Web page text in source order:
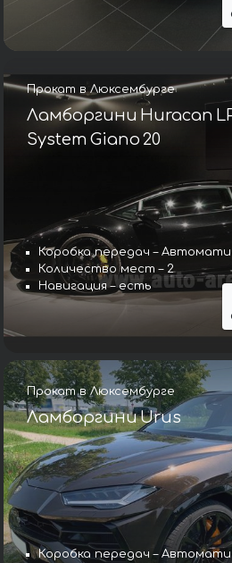
Прокат в Люксембурге
Ламборгини Huracan
System Giano 20
Коробка передач –
Количество мест – 2
Навигация – есть
Прокат в Люксембурге
Ламборгини Urus
Коробка передач –